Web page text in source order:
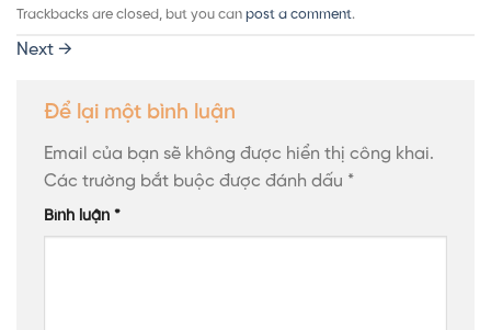
Trackbacks are closed, but you can post a comment.
Next →
Để lại một bình luận
Email của bạn sẽ không được hiển thị công khai.
Các trường bắt buộc được đánh dấu *
Bình luận *